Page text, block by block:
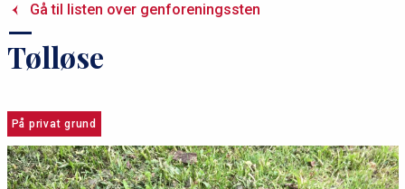
k
r
u
m
e
Gå til listen over genforeningssten
Tølløse
På privat grund